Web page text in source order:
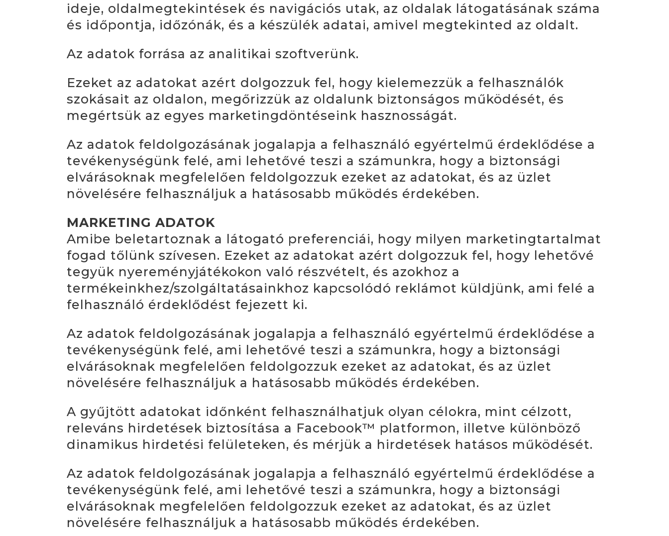
ideje, oldalmegtekintések és navigációs utak, az oldalak látogatásának száma
és időpontja, időzónák, és a készülék adatai, amivel megtekinted az oldalt.
Az adatok forrása az analitikai szoftverünk.
Ezeket az adatokat azért dolgozzuk fel, hogy kielemezzük a felhasználók
szokásait az oldalon, megőrizzük az oldalunk biztonságos működését, és
megértsük az egyes marketingdöntéseink hasznosságát.
Az adatok feldolgozásának jogalapja a felhasználó egyértelmű érdeklődése a
tevékenységünk felé, ami lehetővé teszi a számunkra, hogy a biztonsági
elvárásoknak megfelelően feldolgozzuk ezeket az adatokat, és az üzlet
növelésére felhasználjuk a hatásosabb működés érdekében.
MARKETING ADATOK
Amibe beletartoznak a látogató preferenciái, hogy milyen marketingtartalmat
fogad tőlünk szívesen. Ezeket az adatokat azért dolgozzuk fel, hogy lehetővé
tegyük nyereményjátékokon való részvételt, és azokhoz a
termékeinkhez/szolgáltatásainkhoz kapcsolódó reklámot küldjünk, ami felé a
felhasználó érdeklődést fejezett ki.
Az adatok feldolgozásának jogalapja a felhasználó egyértelmű érdeklődése a
tevékenységünk felé, ami lehetővé teszi a számunkra, hogy a biztonsági
elvárásoknak megfelelően feldolgozzuk ezeket az adatokat, és az üzlet
növelésére felhasználjuk a hatásosabb működés érdekében.
A gyűjtött adatokat időnként felhasználhatjuk olyan célokra, mint célzott,
releváns hirdetések biztosítása a Facebook™ platformon, illetve különböző
dinamikus hirdetési felületeken, és mérjük a hirdetések hatásos működését.
Az adatok feldolgozásának jogalapja a felhasználó egyértelmű érdeklődése a
tevékenységünk felé, ami lehetővé teszi a számunkra, hogy a biztonsági
elvárásoknak megfelelően feldolgozzuk ezeket az adatokat, és az üzlet
növelésére felhasználjuk a hatásosabb működés érdekében.